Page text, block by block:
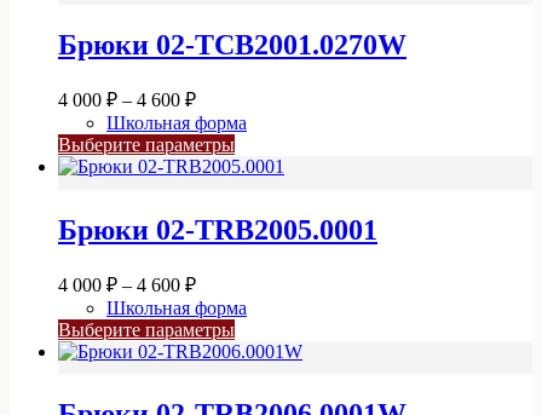
Брюки 02-TCB2001.0270W
4 000 ₽ – 4 600 ₽Диапазон
цен:
4
000 ₽
600 ₽
Школьная форма
Выберите параметрыЭтот
товар
вариаций.
на
странице
товара.
Брюки 02-TRB2005.0001
4 000 ₽ – 4 600 ₽Диапазон
цен:
4
000 ₽
Школьная форма
Выберите параметрыЭтот
товар